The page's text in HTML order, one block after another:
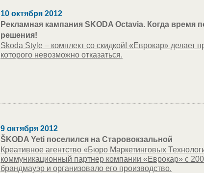
10 октября 2012
Рекламная кампания SKODA Octaviа. Когда время
решения!
Skoda Style – комплект со скидкой! «Еврокар» делает
которого невозможно отказаться.
9 октября 2012
ŠKODA Yeti поселился на Старовокзальной
Креативное агентство «Бюро Маркетинговых
коммуникационный партнер компании «Еврокар» с
брандмауэр и организовало его производство.